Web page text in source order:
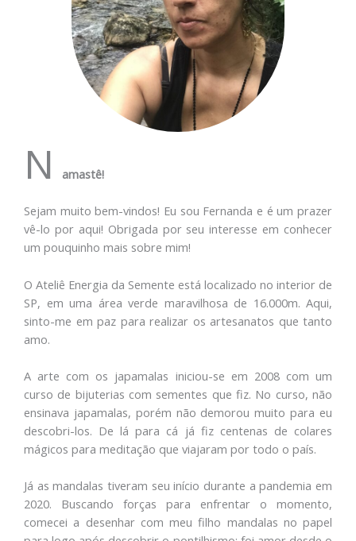
N amastê!
Sejam muito bem-vindos! Eu sou Fernanda e é um prazer
vê-lo por aqui! Obrigada por seu interesse em conhecer
um pouquinho mais sobre mim!
O Ateliê Energia da Semente está localizado no interior de
SP, em uma área verde maravilhosa de 16.000m. Aqui,
sinto-me em paz para realizar os artesanatos que tanto
amo.
A arte com os japamalas iniciou-se em 2008 com um
curso de bijuterias com sementes que fiz. No curso, não
ensinava japamalas, porém não demorou muito para eu
descobri-los. De lá para cá já fiz centenas de colares
mágicos para meditação que viajaram por todo o país.
Já as mandalas tiveram seu início durante a pandemia em
2020. Buscando forças para enfrentar o momento,
comecei a desenhar com meu filho mandalas no papel